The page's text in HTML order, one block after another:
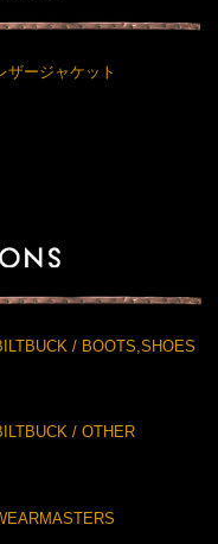
ザージャケット
/ BOOTS,SHOES
/ OTHER